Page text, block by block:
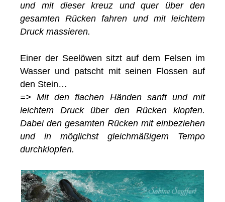
und mit dieser kreuz und quer über den
gesamten Rücken fahren und mit leichtem
Druck massieren.
Einer der Seelöwen sitzt auf dem Felsen im
Wasser und patscht mit seinen Flossen auf
den Stein…
=> Mit den flachen Händen sanft und mit
leichtem Druck über den Rücken klopfen.
Dabei den gesamten Rücken mit einbeziehen
und in möglichst gleichmäßigem Tempo
durchklopfen.